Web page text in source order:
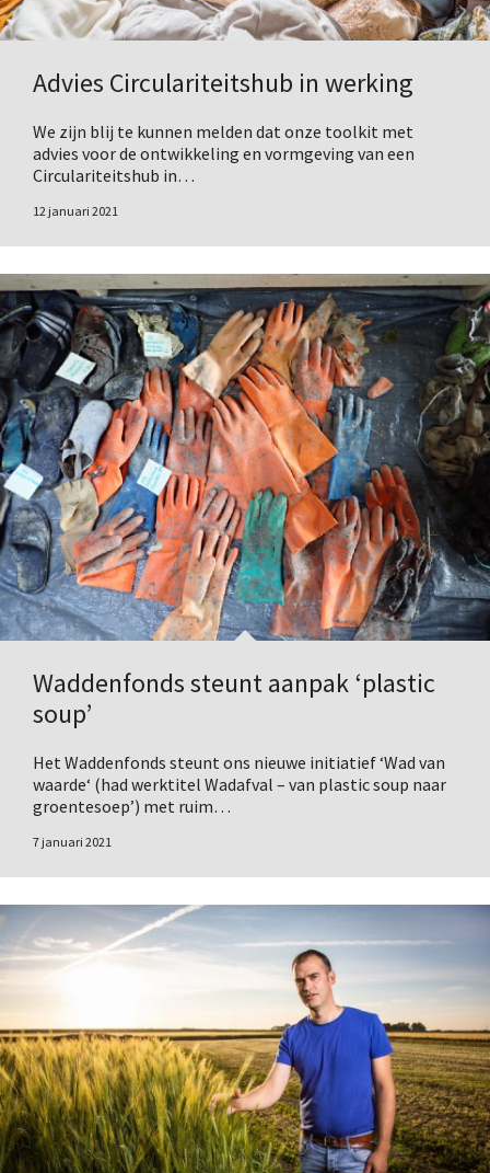
Advies Circulariteitshub in werking
We zijn blij te kunnen melden dat onze toolkit met
advies voor de ontwikkeling en vormgeving van een
Circulariteitshub in…
12 januari 2021
Waddenfonds steunt aanpak ‘plastic
soup’
Het Waddenfonds steunt ons nieuwe initiatief ‘Wad van
waarde‘ (had werktitel Wadafval – van plastic soup naar
groentesoep’) met ruim…
7 januari 2021